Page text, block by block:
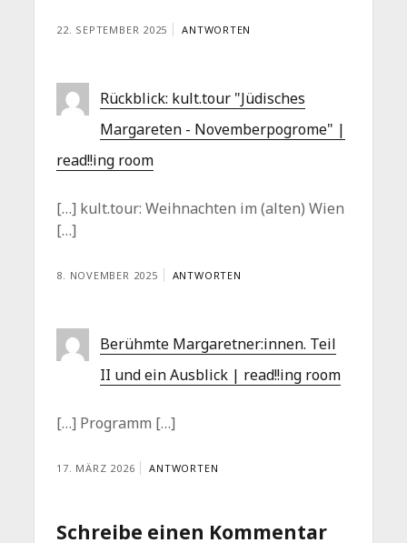
22. SEPTEMBER 2025 ANTWORTEN
Rückblick: kult.tour "Jüdisches
Margareten - Novemberpogrome" |
read!!ing room
[…] kult.tour: Weihnachten im (alten) Wien
[…]
8. NOVEMBER 2025 ANTWORTEN
Berühmte Margaretner:innen. Teil
II und ein Ausblick | read!!ing room
[…] Programm […]
17. MÄRZ 2026 ANTWORTEN
Schreibe einen Kommentar